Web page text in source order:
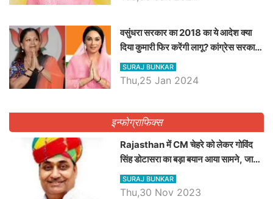
वसुंधरा सरकार का 2018 का ये आदेश क्या
दिया कुमारी फिर करेंगी लागू? कांग्रेस सरकार
ने किया था निरस्त
SURAJ BUNKAR
Thu,25 Jan 2024
इन्फोग्राफिक्स
Rajasthan में CM चेहरे को लेकर गोविंद
सिंह डोटासरा का बड़ा बयान आया सामने, जानें
विचार
SURAJ BUNKAR
Thu,30 Nov 2023